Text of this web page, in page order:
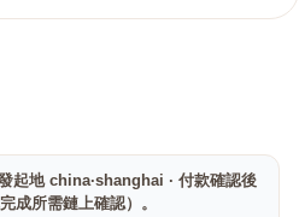
起地 china·shanghai · 付款確認後
成所需鏈上確認）。